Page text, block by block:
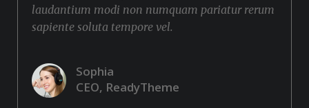
laudantium modi non numquam pariatur rerum
sapiente soluta tempore vel.
Sophia
CEO, ReadyTheme